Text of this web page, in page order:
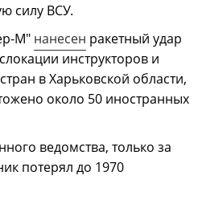
силу ВСУ.
М" нанесен ракетный удар
инструкторов и
в Харьковской области,
около 50 иностранных
ведомства, только за
потерял до 1970